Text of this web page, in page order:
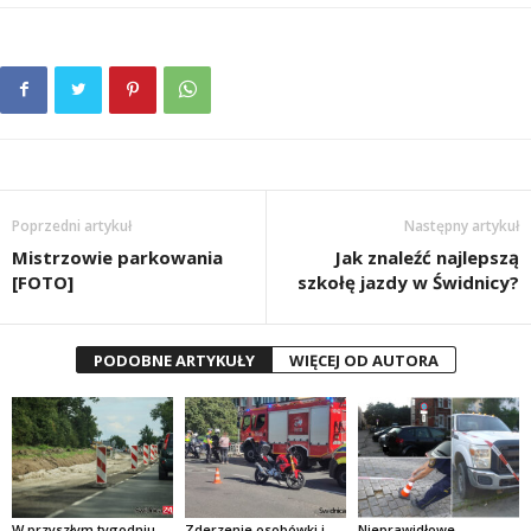
Poprzedni artykuł
Mistrzowie parkowania
[FOTO]
Następny artykuł
Jak znaleźć najlepszą
szkołę jazdy w Świdnicy?
PODOBNE ARTYKUŁY WIĘCEJ OD AUTORA